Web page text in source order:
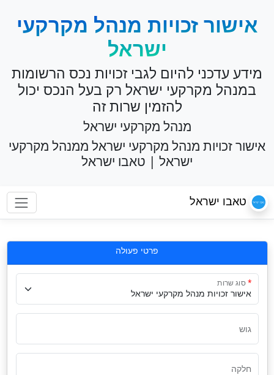
אישור זכויות מנהל מקרקעי
ישראל
מידע עדכני להיום לגבי זכויות נכס הרשומות
במנהל מקרקעי ישראל רק בעל הנכס יכול
להזמין שרות זה
מנהל מקרקעי ישראל
אישור זכויות מנהל מקרקעי ישראל ממנהל מקרקעי
ישראל | טאבו ישראל
טאבו ישראל
פרטי פעולה
סוג שרות
גוש
חלקה